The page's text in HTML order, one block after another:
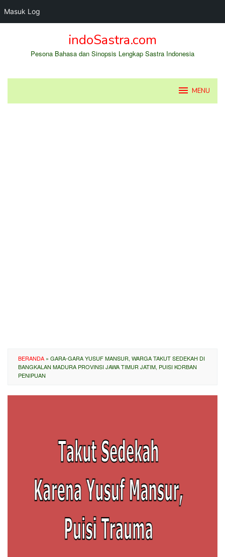
Masuk Log
indoSastra.com
Pesona Bahasa dan Sinopsis Lengkap Sastra Indonesia
MENU
BERANDA » GARA-GARA YUSUF MANSUR, WARGA TAKUT SEDEKAH DI
BANGKALAN MADURA PROVINSI JAWA TIMUR JATIM, PUISI KORBAN
PENIPUAN